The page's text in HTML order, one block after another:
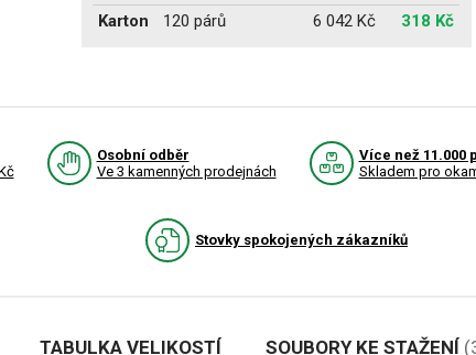
Karton
120 párů 6 042 Kč 318 Kč
Osobní odběr
Ve 3 kamenných prodejnách
Více než 11.000
Skladem pro
Stovky spokojených zákazníků
TABULKA VELIKOSTÍ SOUBORY KE STAŽENÍ